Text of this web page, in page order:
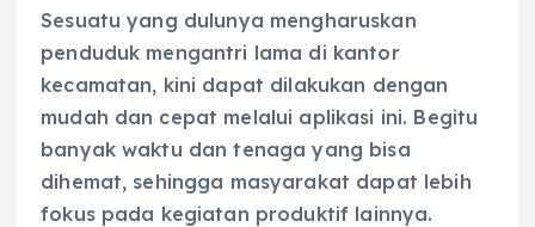
Sesuatu yang dulunya mengharuskan
penduduk mengantri lama di kantor
kecamatan, kini dapat dilakukan dengan
mudah dan cepat melalui aplikasi ini. Begitu
banyak waktu dan tenaga yang bisa
dihemat, sehingga masyarakat dapat lebih
fokus pada kegiatan produktif lainnya.